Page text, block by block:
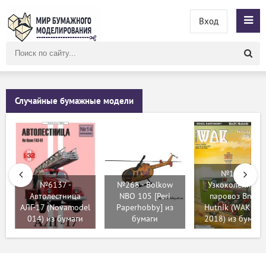
сайту
Вход
Случайные бумажные модели
№6137 -
Автолестница
АЛГ-17 (Novamodel
014) из бумаги
№268 - Bolkow
NBO 105 [Peri
Paperhobby] из
бумаги
№196 -
Узкоколейный
паровоз Bn2t
Hutnik (WAK 02-
2018) из бумаги